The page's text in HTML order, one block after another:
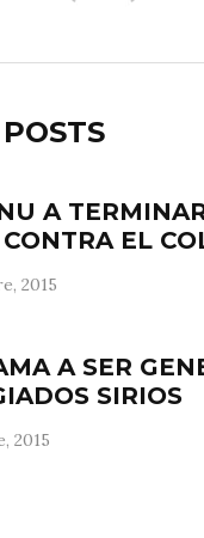
A
EL
2015
A SER
SIRIOS
2015